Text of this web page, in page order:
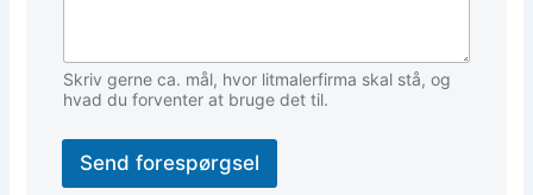
Skriv gerne ca. mål, hvor litmalerfirma skal stå, og
hvad du forventer at bruge det til.
Send forespørgsel